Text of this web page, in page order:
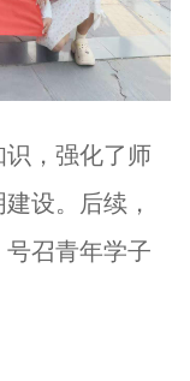
，强化了师
设。后续，
召青年学子